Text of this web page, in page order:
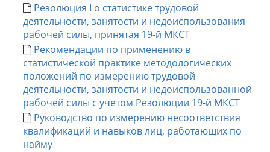
Резолюция I о статистике трудовой
деятельности, занятости и недоиспользования
рабочей силы, принятая 19-й МКСТ
Рекомендации по применению в
статистической практике методологических
положений по измерению трудовой
деятельности, занятости и недоиспользованной
рабочей силы с учетом Резолюции 19-й МКСТ
Руководство по измерению несоответствия
квалификаций и навыков лиц, работающих по
найму